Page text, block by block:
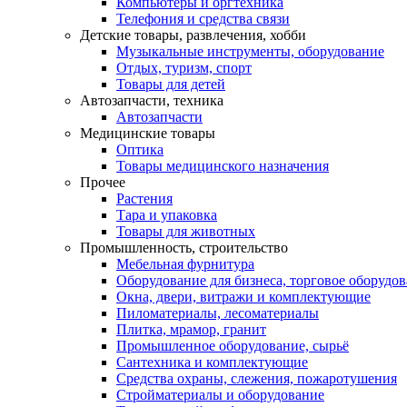
Телефония и средства связи
Детские товары, развлечения, хобби
Музыкальные инструменты, оборудование
Отдых, туризм, спорт
Товары для детей
Автозапчасти, техника
Автозапчасти
Медицинские товары
Оптика
Товары медицинского назначения
Прочее
Растения
Тара и упаковка
Товары для животных
Промышленность, строительство
Мебельная фурнитура
Оборудование для бизнеса, торговое
Окна, двери, витражи и комплектующие
Пиломатериалы, лесоматериалы
Плитка, мрамор, гранит
Промышленное оборудование, сырьё
Сантехника и комплектующие
Средства охраны, слежения, пожаротушения
Стройматериалы и оборудование